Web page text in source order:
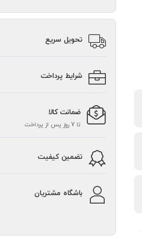
تحویل سریع
شرایط پرداخت
ضمانت کالا
تا 7 روز پس از پرداخت
تضمین کیفیت
باشگاه مشتریان